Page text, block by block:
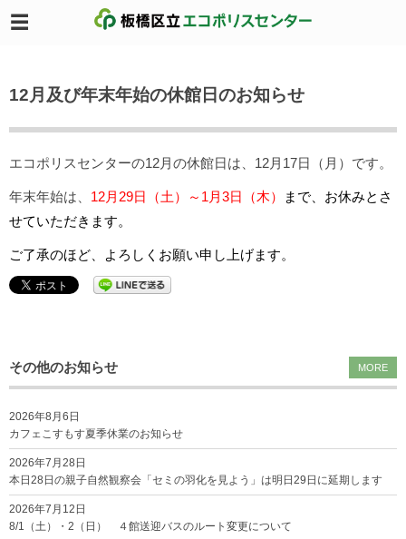
12月及び年末年始の休館日のお知らせ
エコポリスセンターの12月の休館日は、12月17日（月）です。
年末年始は、 12月29日（土）～1月3日（木）
まで、お休みとさ
せていただきます。
ご了承のほど、よろしくお願い申し上げます。
その他のお知らせ
2026年8月6日
カフェこすもす夏季休業のお知らせ
2026年7月28日
本日28日の親子自然観察会「セミの羽化を見よう」は明日29日に延期します
2026年7月12日
8/1（土）・2（日） ４館送迎バスのルート変更について
MORE